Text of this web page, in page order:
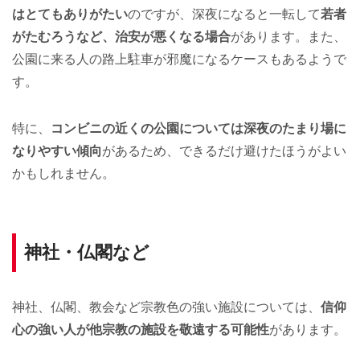
はとてもありがたいのですが、深夜になると一転して若者
がたむろうなど、治安が悪くなる場合があります。また、
公園に来る人の路上駐車が邪魔になるケースもあるようで
す。
特に、
コンビニの近くの公園については深夜のたまり場に
なりやすい傾向があるため、できるだけ避けたほうがよい
かもしれません。
神社・仏閣など
神社、仏閣、教会など宗教色の強い施設については、 信仰
心の強い人が他宗教の施設を敬遠する可能性があります。